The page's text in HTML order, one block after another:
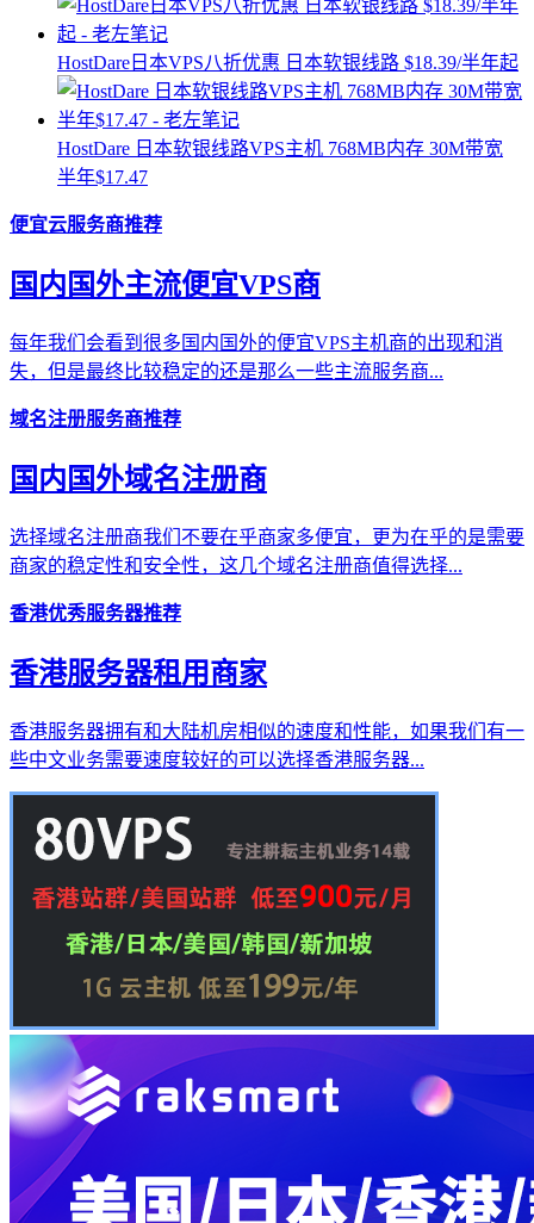
HostDare日本VPS八折优惠 日本软银线路 $18.39/半年起
HostDare 日本软银线路VPS主机 768MB内存 30M带宽
半年$17.47
便宜云服务商推荐
国内国外主流便宜VPS商
每年我们会看到很多国内国外的便宜VPS主机商的出现和消
失，但是最终比较稳定的还是那么一些主流服务商...
域名注册服务商推荐
国内国外域名注册商
选择域名注册商我们不要在乎商家多便宜，更为在乎的是需要
商家的稳定性和安全性，这几个域名注册商值得选择...
香港优秀服务器推荐
香港服务器租用商家
香港服务器拥有和大陆机房相似的速度和性能，如果我们有一
些中文业务需要速度较好的可以选择香港服务器...